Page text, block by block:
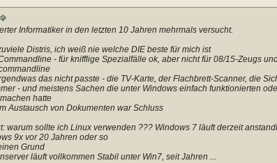
Informatiker in den letzten 10 Jahren mehrmals versucht.
Distris, ich weiß nie welche DIE beste für mich ist
- für knifflige Spezialfälle ok, aber nicht für 08/15-Zeugs
das nicht passte - die TV-Karte, der Flachbrett-Scanner, die
- und meistens Sachen die unter Windows einfach funktionierten
hatte
Austausch von Dokumenten war Schluss
warum sollte ich Linux verwenden ??? Windows 7 läuft derzeit
9x vor 20 Jahren oder so
Grund
läuft vollkommen Stabil unter Win7, seit Jahren ...